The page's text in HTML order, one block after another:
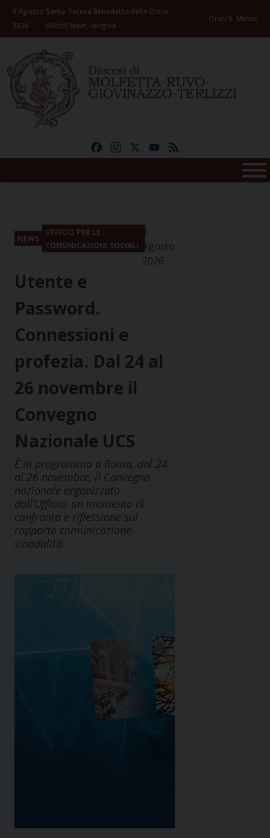
Skip
content
9 Agosto
2026
Santa Teresa Benedetta della Croce
(Edith) Stein, vergine
Orari S. Messe
FacebookInstagramYouTube
NEWS
UFFICIO PER LE
COMUNICAZIONI SOCIALI
9
Agosto
2026
Utente e
Password.
Connessioni e
profezia. Dal 24 al
26 novembre il
Convegno
Nazionale UCS
È in programma a Roma, dal 24
al 26 novembre, il Convegno
nazionale organizzato
dall’Ufficio: un momento di
confronto e riflessione sul
rapporto comunicazione-
sinodalità.